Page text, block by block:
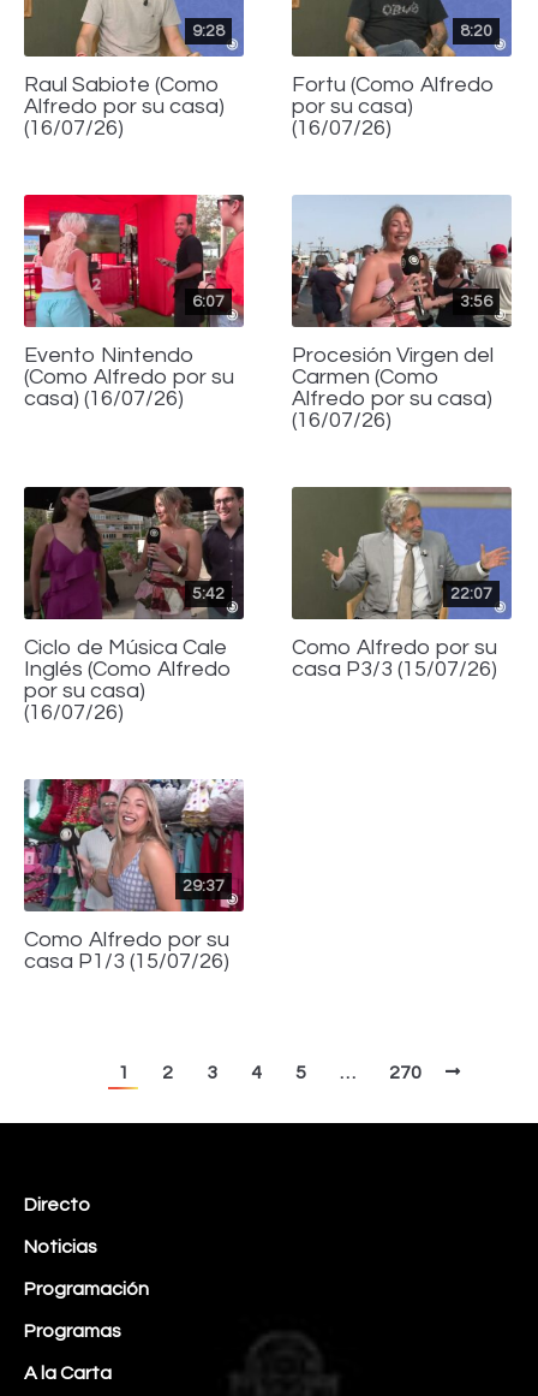
9:28
Raul Sabiote (Como
Alfredo por su casa)
(16/07/26)
8:20
Fortu (Como Alfredo
por su casa)
(16/07/26)
6:07
Evento Nintendo
(Como Alfredo por su
casa) (16/07/26)
3:56
Procesión Virgen del
Carmen (Como
Alfredo por su casa)
(16/07/26)
5:42
Ciclo de Música Cale
Inglés (Como Alfredo
por su casa)
(16/07/26)
22:07
Como Alfredo por su
casa P3/3 (15/07/26)
29:37
Como Alfredo por su
casa P1/3 (15/07/26)
1 2 3 4 5 … 270
Directo
Noticias
Programación
Programas
A la Carta